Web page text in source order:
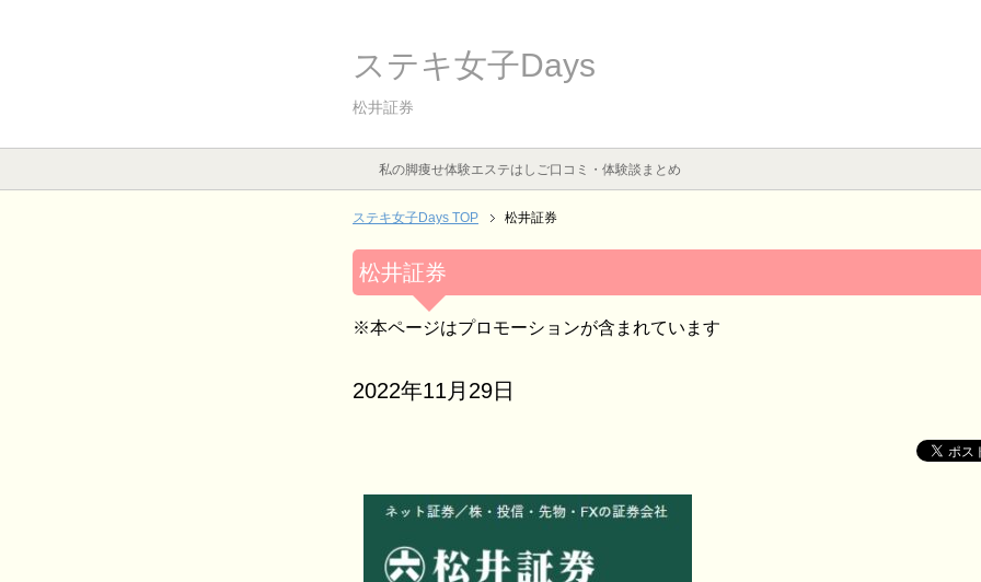
ステキ女子Days
松井証券
私の脚痩せ体験エステはしご口コミ・体験談まとめ
ステキ女子Days TOP 松井証券
松井証券
※本ページはプロモーションが含まれています
2022年11月29日